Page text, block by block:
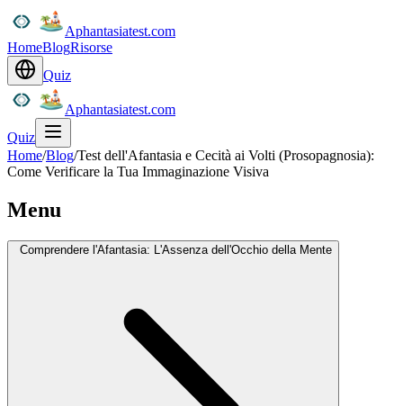
Aphantasiatest.com
HomeBlogRisorse
Quiz
Aphantasiatest.com
Quiz
Home/Blog/Test dell'Afantasia e Cecità ai Volti (Prosopagnosia):
Come Verificare la Tua Immaginazione Visiva
Menu
Comprendere l'Afantasia: L'Assenza dell'Occhio della Mente